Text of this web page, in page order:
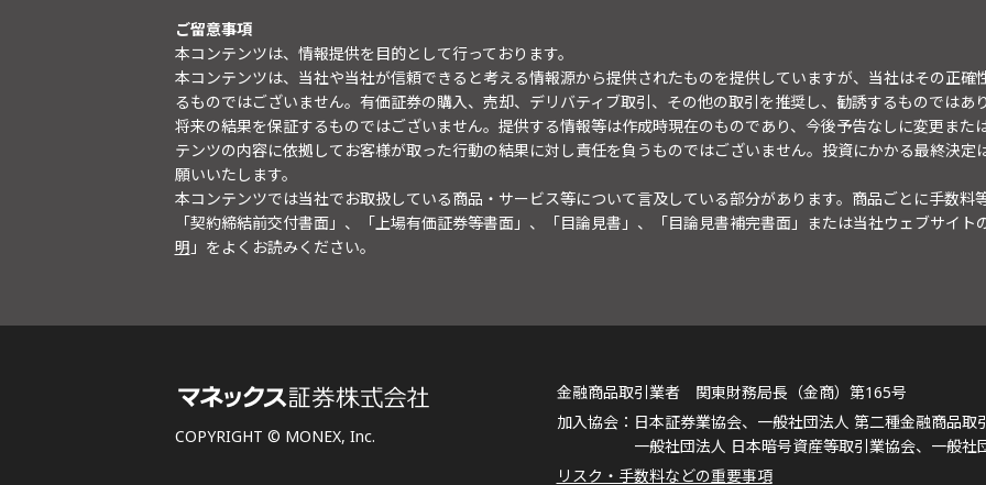
ご留意事項
本コンテンツは、情報提供を目的として行っております。
本コンテンツは、当社や当社が信頼できると考える情報源から提供されたものを提供していますが、当社はその正
るものではございません。有価証券の購入、売却、デリバティブ取引、その他の取引を推奨し、勧誘するものではあ
将来の結果を保証するものではございません。提供する情報等は作成時現在のものであり、今後予告なしに変更また
テンツの内容に依拠してお客様が取った行動の結果に対し責任を負うものではございません。投資にかかる最終決
願いいたします。
本コンテンツでは当社でお取扱している商品・サービス等について言及している部分があります。商品ごとに手数料
「契約締結前交付書面」、「上場有価証券等書面」、「目論見書」、「目論見書補完書面」または当社ウェブサイト
明 」をよくお読みください。
COPYRIGHT © MONEX, Inc.
金融商品取引業者 関東財務局長（金商）第165号
日本証券業協会、一般社団法人 第二種金融商品取
一般社団法人 日本暗号資産等取引業協会、一般社
リスク・手数料などの重要事項